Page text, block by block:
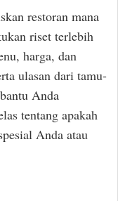
restoran mana
riset terlebih
harga, dan
ulasan dari tamu-
Anda
tentang apakah
Anda atau